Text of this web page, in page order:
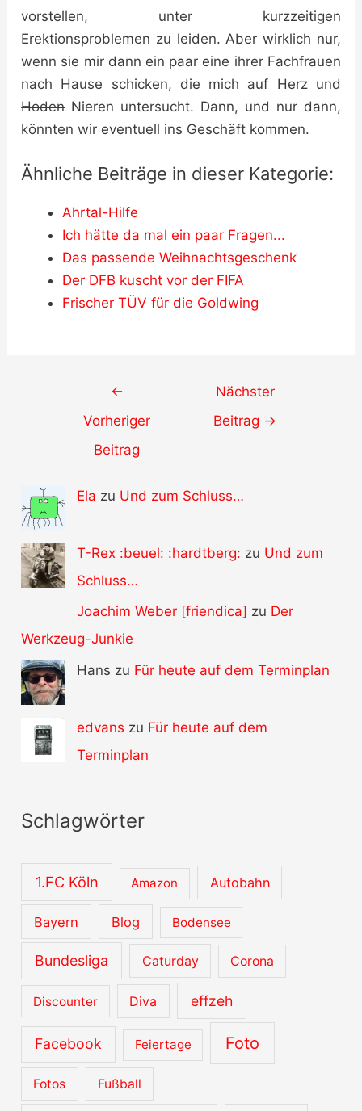
vorstellen, unter kurzzeitigen
Erektionsproblemen zu leiden. Aber wirklich nur,
wenn sie mir dann ein paar eine ihrer Fachfrauen
nach Hause schicken, die mich auf Herz und
HodenNieren untersucht. Dann, und nur dann,
könnten wir eventuell ins Geschäft kommen.
Ähnliche Beiträge in dieser Kategorie:
Ahrtal-Hilfe
Ich hätte da mal ein paar Fragen...
Das passende Weihnachtsgeschenk
Der DFB kuscht vor der FIFA
Frischer TÜV für die Goldwing
←
Vorheriger
Beitrag
Nächster
Beitrag →
Ela zu Und zum Schluss…
T-Rex :beuel: :hardtberg: zu Und zum
Schluss…
Joachim Weber [friendica] zu Der
Werkzeug-Junkie
Hans zu Für heute auf dem Terminplan
edvans zu Für heute auf dem
Terminplan
Schlagwörter
1.FC Köln Amazon Autobahn
Bayern Blog Bodensee
Bundesliga Caturday Corona
Discounter Diva effzeh
Facebook Feiertage Foto
Fotos Fußball